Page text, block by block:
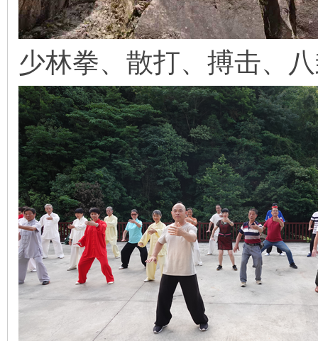
少林拳、散打、搏击、